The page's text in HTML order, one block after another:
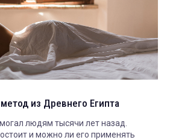
из Древнего Египта
людям тысячи лет назад.
и можно ли его применять